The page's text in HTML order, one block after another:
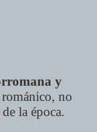
y
no
la época.